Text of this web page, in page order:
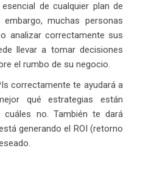
de cualquier plan de
embargo, muchas personas
analizar correctamente sus
llevar a tomar decisiones
el rumbo de su negocio.
correctamente te ayudará a
qué estrategias están
cuáles no. También te dará
generando el ROI (retorno